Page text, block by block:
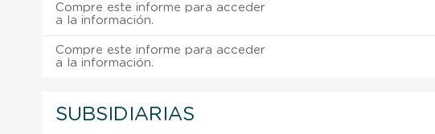
Compre este informe para acceder
a la información.
Compre este informe para acceder
a la información.
SUBSIDIARIAS